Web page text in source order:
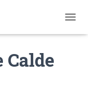
Calde